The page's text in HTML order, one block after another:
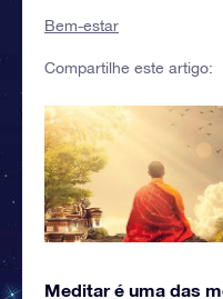
Bem-estar
Compartilhe este artigo:
Meditar é uma das